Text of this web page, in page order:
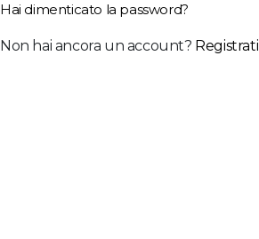
Hai dimenticato la password?
Non hai ancora un account? Registrati